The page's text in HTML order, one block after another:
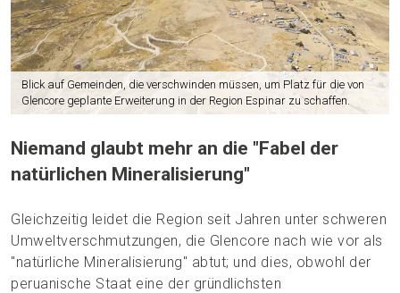
Blick auf Gemeinden, die verschwinden müssen, um Platz für die von
Glencore geplante Erweiterung in der Region Espinar zu schaffen.
Niemand glaubt mehr an die "Fabel der
natürlichen Mineralisierung"
Gleichzeitig leidet die Region seit Jahren unter schweren
Umweltverschmutzungen, die Glencore nach wie vor als
"natürliche Mineralisierung" abtut; und dies, obwohl der
peruanische Staat eine der gründlichsten